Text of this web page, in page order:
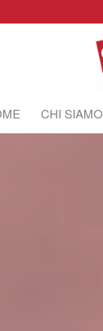
CHI SIAMO